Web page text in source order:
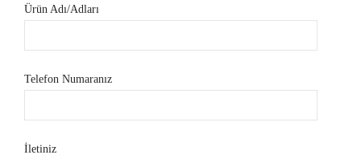
Ürün Adı/Adları
Telefon Numaranız
İletiniz